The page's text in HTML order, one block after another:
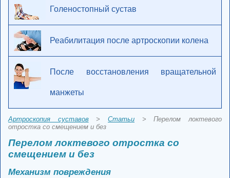
Голеностопный сустав
Реабилитация после артроскопии колена
После восстановления вращательной
манжеты
Артроскопия суставов>Статьи > Перелом локтевого
отростка со смещением и без
Перелом локтевого отростка со
смещением и без
Механизм повреждения